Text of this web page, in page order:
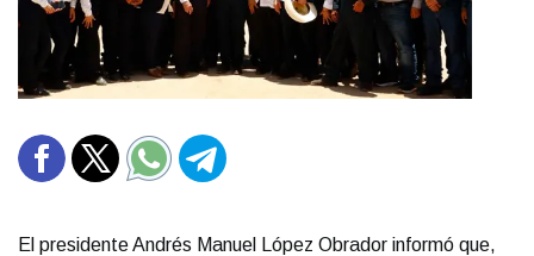
El presidente Andrés Manuel López Obrador informó que,